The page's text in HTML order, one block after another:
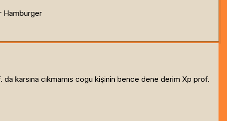
Hamburger
karsına cıkmamıs cogu kişinin bence dene derim Xp prof.